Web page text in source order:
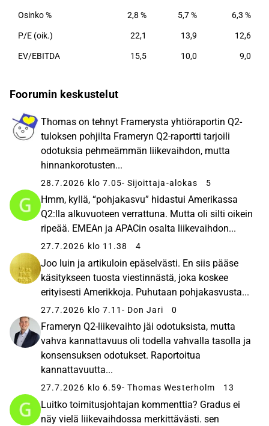
Osinko % 2,8 % 5,7 % 6,3 %
P/E (oik.) 22,1 13,9 12,6
EV/EBITDA 15,5 10,0 9,0
Foorumin keskustelut
Thomas on tehnyt Framerysta yhtiöraportin Q2-
tuloksen pohjilta Frameryn Q2-raportti tarjoili
odotuksia pehmeämmän liikevaihdon, mutta
hinnankorotusten...
28.7.2026 klo 7.05- Sijoittaja-alokas 5
Hmm, kyllä, “pohjakasvu” hidastui Amerikassa
Q2:lla alkuvuoteen verrattuna. Mutta oli silti oikein
ripeää. EMEAn ja APACin osalta liikevaihdon...
27.7.2026 klo 11.38 4
Joo luin ja artikuloin epäselvästi. En siis pääse
käsitykseen tuosta viestinnästä, joka koskee
erityisesti Amerikkoja. Puhutaan pohjakasvusta...
27.7.2026 klo 7.11 - Don Jari 0
Frameryn Q2-liikevaihto jäi odotuksista, mutta
vahva kannattavuus oli todella vahvalla tasolla ja
konsensuksen odotukset. Raportoitua
kannattavuutta...
27.7.2026 klo 6.59- Thomas Westerholm 13
Luitko toimitusjohtajan kommenttia? Gradus ei
näy vielä liikevaihdossa merkittävästi. sen